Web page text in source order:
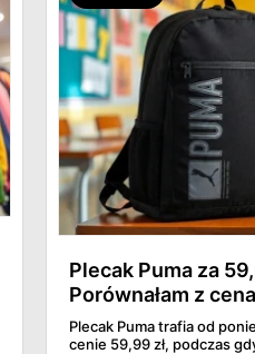
Plecak Puma za
Porównałam z
Plecak Puma trafia od
cenie 59,99 zł, podczas